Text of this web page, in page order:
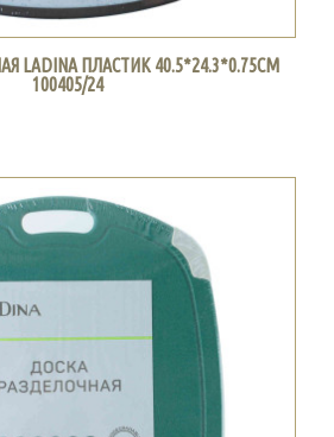
LADINA ПЛАСТИК 40.5*24.3*0.75СМ
100405/24